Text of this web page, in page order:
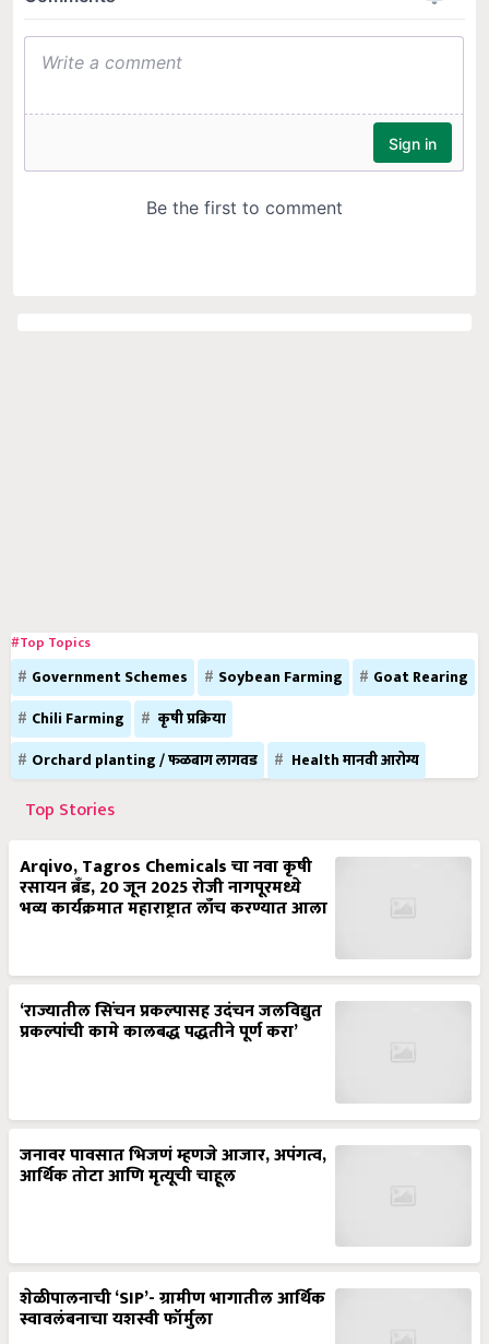
#Top Topics
Government Schemes Soybean Farming
Goat Rearing
Chili Farming
कृषी प्रक्रिया
Orchard planting / फळबाग लागवड
Health मानवी आरोग्य
Top Stories
Arqivo, Tagros Chemicals चा नवा कृषी
रसायन ब्रँड, 20 जून 2025 रोजी नागपूरमध्ये
भव्य कार्यक्रमात महाराष्ट्रात लाँच करण्यात आला
‘राज्यातील सिंचन प्रकल्पासह उदंचन जलविद्युत
प्रकल्पांची कामे कालबद्ध पद्धतीने पूर्ण करा’
जनावर पावसात भिजणं म्हणजे आजार, अपंगत्व,
आर्थिक तोटा आणि मृत्यूची चाहूल
शेळीपालनाची ‘SIP’- ग्रामीण भागातील आर्थिक
स्वावलंबनाचा यशस्वी फॉर्मुला